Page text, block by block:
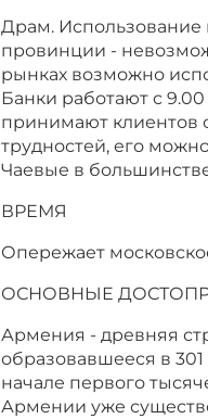
Драм. Использование
провинции -
рынках возможно
Банки работают с
принимают клиентов
трудностей, его
Чаевые в
ВРЕМЯ
Опережает
ОСНОВНЫЕ
Армения - древняя
образовавшееся в 301
начале первого
Армении уже